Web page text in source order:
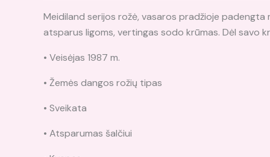
Meidiland serijos rožė, vasaros pradžioje
atsparus ligoms, vertingas sodo krūmas. Dėl savo
• Veisėjas 1987 m.
• Žemės dangos rožių tipas
• Sveikata
• Atsparumas šalčiui